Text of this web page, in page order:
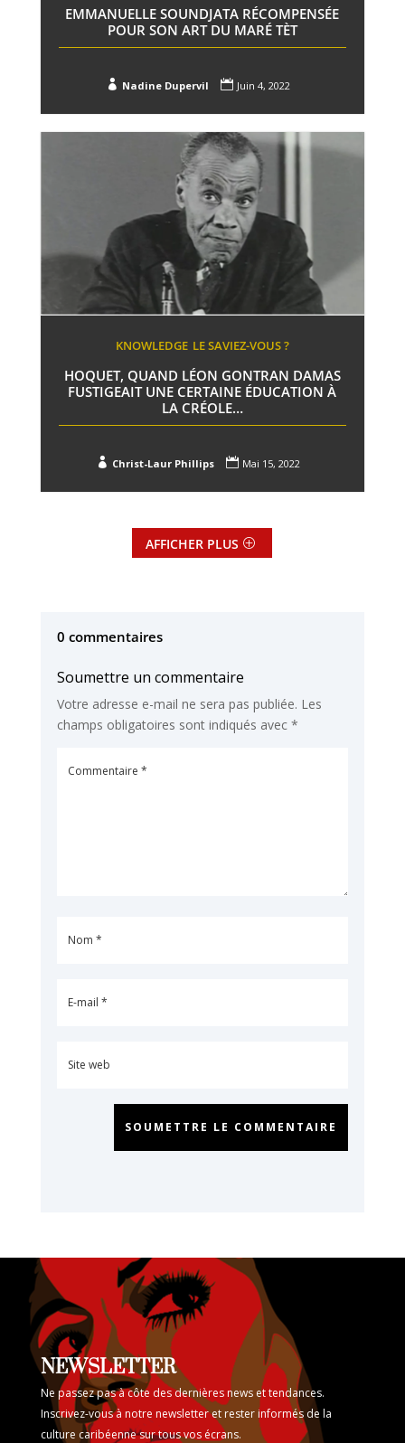
EMMANUELLE SOUNDJATA RÉCOMPENSÉE
POUR SON ART DU MARÉ TÈT
 Nadine Dupervil  Juin 4, 2022
KNOWLEDGE LE SAVIEZ-VOUS ?
HOQUET, QUAND LÉON GONTRAN DAMAS
FUSTIGEAIT UNE CERTAINE ÉDUCATION À
LA CRÉOLE…
 Christ-Laur Phillips  Mai 15, 2022
AFFICHER PLUS
0 commentaires
Soumettre un commentaire
Votre adresse e-mail ne sera pas publiée. Les
champs obligatoires sont indiqués avec *
SOUMETTRE LE COMMENTAIRE
NEWSLETTER
Ne passez pas à côte des dernières news et tendances.
Inscrivez-vous à notre newsletter et rester informés de la
culture caribéenne sur tous vos écrans.